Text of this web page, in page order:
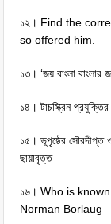
১২। Find the
so offered him.
১৩। ‘জয় বাংলা
১৪। টাচস্ক্রিন
১৫। ভূপৃষ্ঠের সৌরদীপ্ত
ছায়াবৃত্ত
১৬। Who is
Norman Borlaug